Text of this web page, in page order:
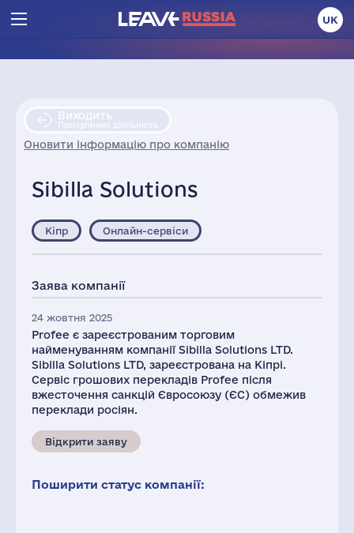
UK
Виходить
Призупиняє діяльність
Оновити інформацію про компанію
Sibilla Solutions
Кіпр Онлайн-сервіси
Заява компанії
24 жовтня 2025
Profee є зареєстрованим торговим
найменуванням компанії Sibilla Solutions LTD.
Sibilla Solutions LTD, зареєстрована на Кіпрі.
Сервіс грошових перекладів Profee після
вжесточення санкцій Євросоюзу (ЄС) обмежив
переклади росіян.
Відкрити заяву
Поширити статус компанії: